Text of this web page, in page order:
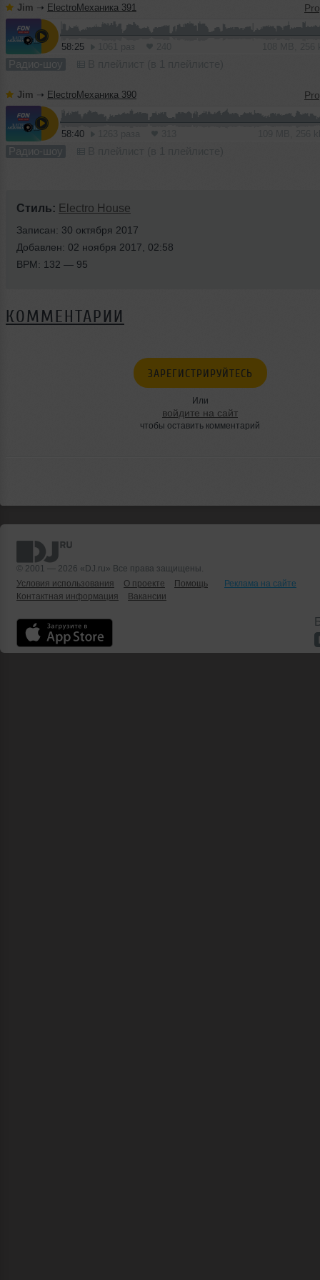
Jim ➝ ElectroМеханика 391
58:25
Радио-шоу
Jim ➝ ElectroМеханика 390
58:40
Радио-шоу
Стиль: Electro House
Записан: 30 октября 2017
Добавлен: 02 ноября 2017, 02:58
BPM: 132 — 95
КОММЕНТАРИИ
ЗАРЕГИСТРИРУЙТЕСЬ
Или
войдите на сайт
чтобы оставить комментарий
© 2001 — 2026 «DJ.ru» Все права защищены.
Условия использования
О проекте Помощь
Реклама на сайте
Контактная информация
Вакансии